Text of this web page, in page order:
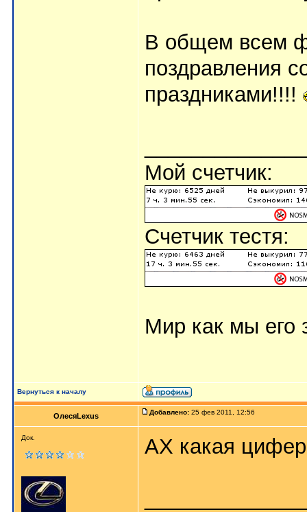
В общем всем
поздравления
праздниками!!!!
Мой счетчик:
Счетчик тестя:
Мир как мы его
Вернуться к началу
ОлесяLexus Добавлено: 25 фев 2011, 12:56
Док. АХ какая